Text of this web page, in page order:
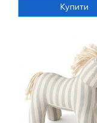
Купити